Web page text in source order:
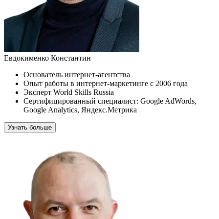
Евдокименко Константин
Основатель интернет-агентства
Опыт работы в интернет-маркетинге с 2006 года
Эксперт World Skills Russia
Сертифицированный специалист: Google AdWords,
Google Analytics, Яндекс.Метрика
Узнать больше